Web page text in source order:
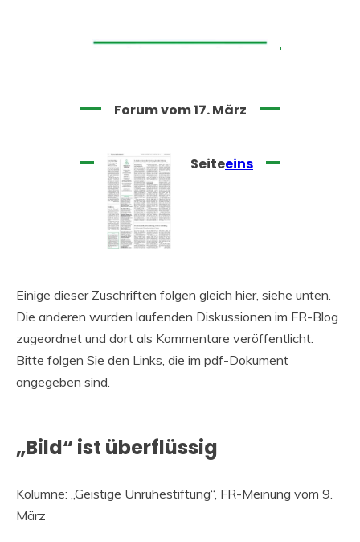
Forum vom 17. März
Seiteeins
Einige dieser Zuschriften folgen gleich hier, siehe unten.
Die anderen wurden laufenden Diskussionen im FR-Blog
zugeordnet und dort als Kommentare veröffentlicht.
Bitte folgen Sie den Links, die im pdf-Dokument
angegeben sind.
„Bild“ ist überflüssig
Kolumne: „Geistige Unruhestiftung“, FR-Meinung vom 9.
März